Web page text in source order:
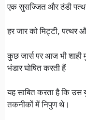
एक सुसज्जित और ठंडी
हर जार को मिट्टी, पत्थर
कुछ जार्स पर आज भी शाही
भंडार घोषित करती हैं
यह साबित करता है कि उस
तकनीकों में निपुण थे।